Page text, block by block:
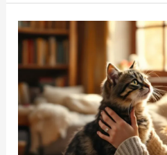
chat
du
voisin
:
conseils
pratiques